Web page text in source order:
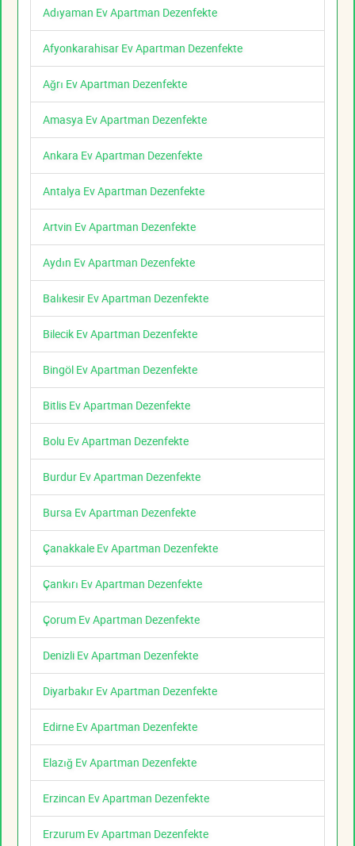
Adıyaman Ev Apartman Dezenfekte
Afyonkarahisar Ev Apartman Dezenfekte
Ağrı Ev Apartman Dezenfekte
Amasya Ev Apartman Dezenfekte
Ankara Ev Apartman Dezenfekte
Antalya Ev Apartman Dezenfekte
Artvin Ev Apartman Dezenfekte
Aydın Ev Apartman Dezenfekte
Balıkesir Ev Apartman Dezenfekte
Bilecik Ev Apartman Dezenfekte
Bingöl Ev Apartman Dezenfekte
Bitlis Ev Apartman Dezenfekte
Bolu Ev Apartman Dezenfekte
Burdur Ev Apartman Dezenfekte
Bursa Ev Apartman Dezenfekte
Çanakkale Ev Apartman Dezenfekte
Çankırı Ev Apartman Dezenfekte
Çorum Ev Apartman Dezenfekte
Denizli Ev Apartman Dezenfekte
Diyarbakır Ev Apartman Dezenfekte
Edirne Ev Apartman Dezenfekte
Elazığ Ev Apartman Dezenfekte
Erzincan Ev Apartman Dezenfekte
Erzurum Ev Apartman Dezenfekte